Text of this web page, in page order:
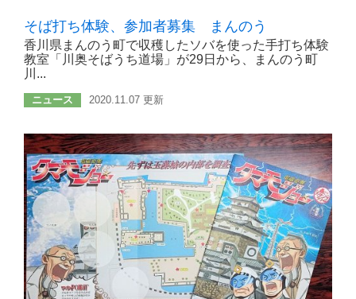
そば打ち体験、参加者募集 まんのう
香川県まんのう町で収穫したソバを使った手打ち体験
教室「川奥そばうち道場」が29日から、まんのう町
川...
ニュース 2020.11.07 更新